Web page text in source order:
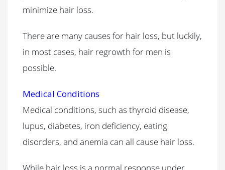
minimize hair loss.
There are many causes for hair loss, but luckily,
in most cases, hair regrowth for men is
possible.
Medical Conditions
Medical conditions, such as thyroid disease,
lupus, diabetes, iron deficiency, eating
disorders, and anemia can all cause hair loss.
While hair loss is a normal response under